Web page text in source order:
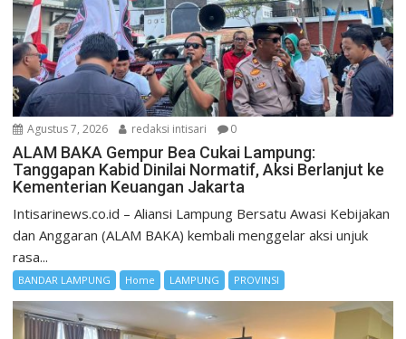
Agustus 7, 2026 redaksi intisari 0
ALAM BAKA Gempur Bea Cukai Lampung:
Tanggapan Kabid Dinilai Normatif, Aksi Berlanjut ke
Kementerian Keuangan Jakarta
Intisarinews.co.id – Aliansi Lampung Bersatu Awasi Kebijakan
dan Anggaran (ALAM BAKA) kembali menggelar aksi unjuk
rasa...
BANDAR LAMPUNG Home LAMPUNG PROVINSI